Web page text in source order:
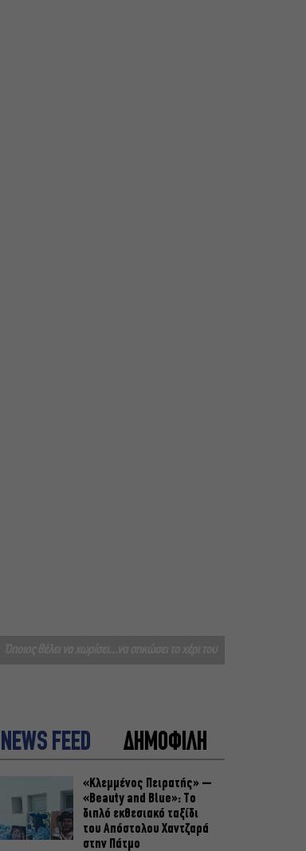
NEWS FEED ΔΗΜΟΦΙΛΗ
«Κλεμμένος Πειρατής» –
«Beauty and Blue»: Το
διπλό εκθεσιακό ταξίδι
του Απόστολου Χαντζαρά
στην Πάτμο